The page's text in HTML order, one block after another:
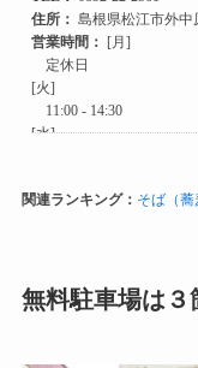
関連ランキング： そば（蕎
無料駐車場は３